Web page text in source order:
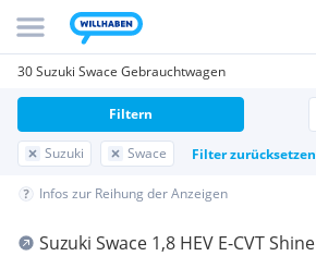
30 Suzuki Swace Gebrauchtwagen
Suzuki Swace Filter zurücksetzen
Filtern
Infos zur Reihung der Anzeigen
Suzuki Swace 1,8 HEV E-CVT Shine